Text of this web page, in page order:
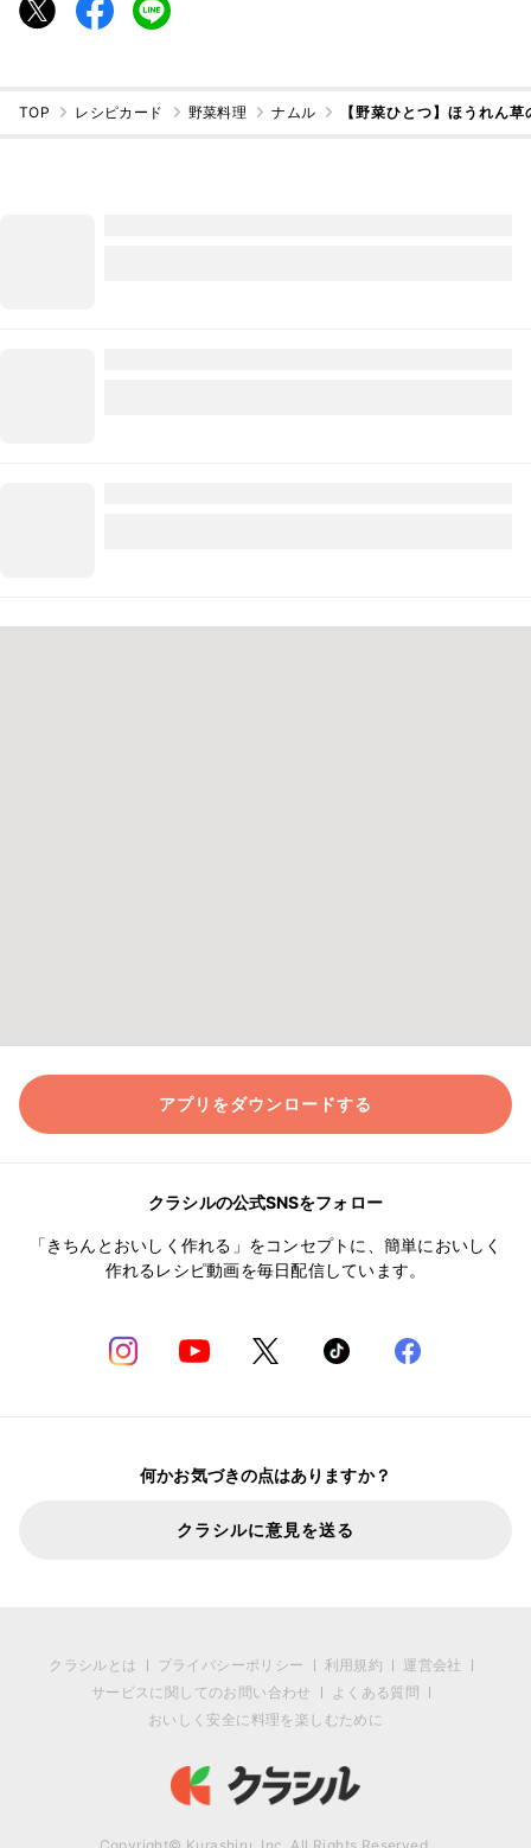
TOP レシピカード 野菜料理 ナムル 【野菜ひとつ】ほうれん
アプリをダウンロードする
クラシルの公式SNSをフォロー
「きちんとおいしく作れる」をコンセプトに、簡単においしく
作れるレシピ動画を毎日配信しています。
何かお気づきの点はありますか？
クラシルに意見を送る
クラシルとは プライバシーポリシー 利用規約
運営会社
サービスに関してのお問い合わせ
よくある質問
おいしく安全に料理を楽しむために